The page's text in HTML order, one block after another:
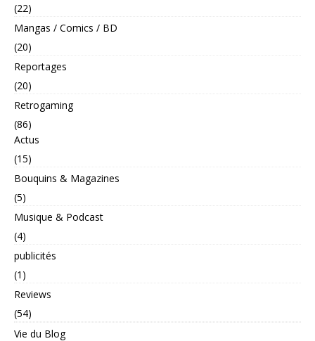
(22)
Mangas / Comics / BD
(20)
Reportages
(20)
Retrogaming
(86)
Actus
(15)
Bouquins & Magazines
(5)
Musique & Podcast
(4)
publicités
(1)
Reviews
(54)
Vie du Blog